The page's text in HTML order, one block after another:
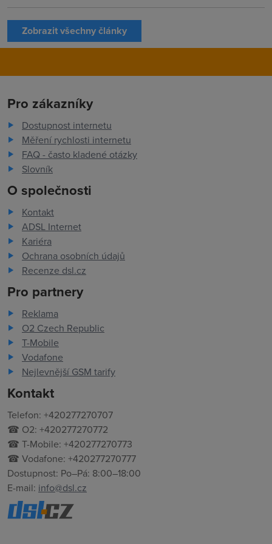
Zobrazit všechny články
Pro zákazníky
Dostupnost internetu
Měření rychlosti internetu
FAQ - často kladené otázky
Slovník
O společnosti
Kontakt
ADSL Internet
Kariéra
Ochrana osobních údajů
Recenze dsl.cz
Pro partnery
Reklama
O2 Czech Republic
T-Mobile
Vodafone
Nejlevnější GSM tarify
Kontakt
Telefon: +420277270707
☎ O2: +420277270772
☎ T-Mobile: +420277270773
☎ Vodafone: +420277270777
Dostupnost: Po–Pá: 8:00–18:00
E-mail: info@dsl.cz